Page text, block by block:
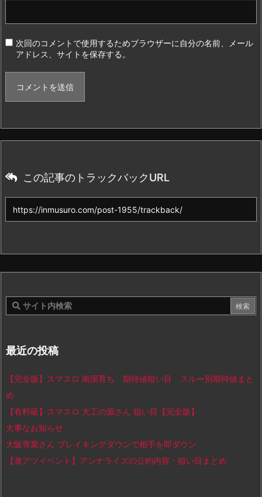
次回のコメントで使用するためブラウザーに自分の名前、メール
アドレス、サイトを保存する。
この記事のトラックバックURL
最近の投稿
【完全版】スマスロ 南国育ち 期待値狙い目 スルー別期待値まと
め
【有料級】スマスロ 大工の源さん 狙い目【完全版】
大事なお知らせ
大阪専業さん ブレイキングダウンで相手を即ダウン
【激アツイベント】アンナライズの公約内容・狙い目まとめ